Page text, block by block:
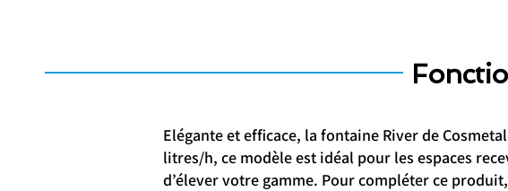
Elégante et efficace, la fontaine River de
litres/h, ce modèle est idéal pour les espaces
d’élever votre gamme. Pour compléter ce